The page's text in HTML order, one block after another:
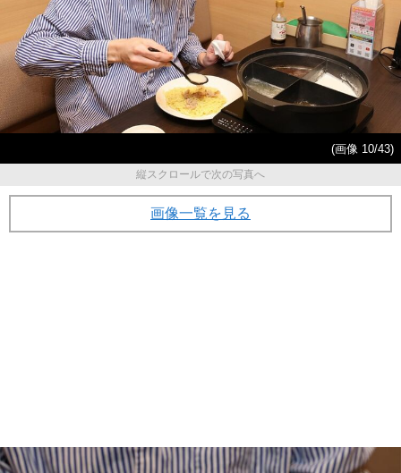
(画像 10/43)
縦スクロールで次の写真へ
画像一覧を見る